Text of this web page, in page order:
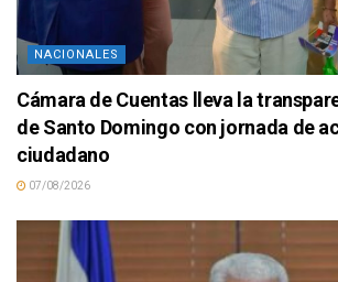
NACIONALES
Cámara de Cuentas lleva la
de Santo Domingo con jornada de
ciudadano
07/08/2026